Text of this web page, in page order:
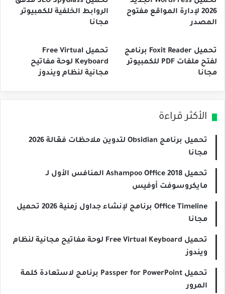
2026 لإدارة المواقع مفتوح
المصدر
الروابط الخلفية للكمبيوتر
مجانا
تحميل Foxit Reader برنامج
لفتح ملفات PDF للكمبيوتر
مجانا
تحميل Free Virtual
Keyboard لوحة مفاتيح
مجانية لنظام ويندوز
الأكثر قراءة
تحميل برنامج Obsidian لتدوين ملاحظات فعّالة 2026
مجانا
تحميل Ashampoo Office 2018 المنافس الأول لـ
مايكروسوفت أوفيس
Office Timeline برنامج لإنشاء جداول زمنية 2026 تحميل
مجانا
تحميل Free Virtual Keyboard لوحة مفاتيح مجانية لنظام
ويندوز
تحميل Passper for PowerPoint برنامج لاستعادة كلمة
المرور